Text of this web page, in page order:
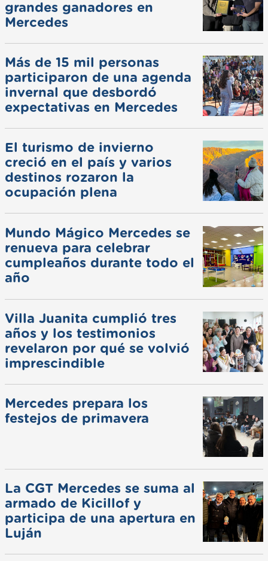
grandes ganadores en
Mercedes
Más de 15 mil personas
participaron de una agenda
invernal que desbordó
expectativas en Mercedes
El turismo de invierno
creció en el país y varios
destinos rozaron la
ocupación plena
Mundo Mágico Mercedes se
renueva para celebrar
cumpleaños durante todo el
año
Villa Juanita cumplió tres
años y los testimonios
revelaron por qué se volvió
imprescindible
Mercedes prepara los
festejos de primavera
La CGT Mercedes se suma al
armado de Kicillof y
participa de una apertura en
Luján